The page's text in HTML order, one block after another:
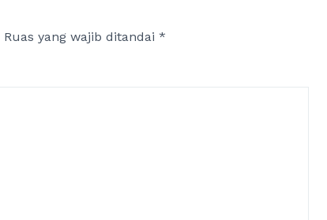
Ruas yang wajib ditandai *